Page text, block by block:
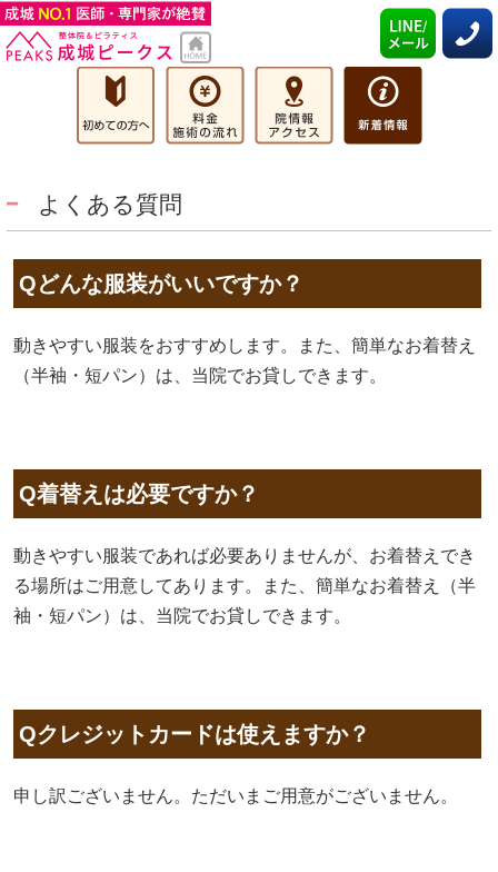
よくある質問
Qどんな服装がいいですか？
動きやすい服装をおすすめします。また、簡単なお着替え
（半袖・短パン）は、当院でお貸しできます。
Q着替えは必要ですか？
動きやすい服装であれば必要ありませんが、お着替えでき
る場所はご用意してあります。また、簡単なお着替え（半
袖・短パン）は、当院でお貸しできます。
Qクレジットカードは使えますか？
申し訳ございません。ただいまご用意がございません。